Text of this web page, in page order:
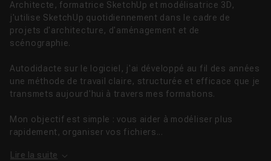
Architecte, formatrice SketchUp et modélisatrice 3D,
j'utilise SketchUp quotidiennement dans le cadre de
projets d'architecture, d'aménagement et de
scénographie.
Autodidacte sur le logiciel, j'ai développé au fil des années
une méthode de travail claire, structurée et efficace que je
transmets aujourd'hui à travers mes formations.
Mon objectif est simple : vous aider à modéliser plus
rapidement, organiser vos fichiers...
Lire la suite